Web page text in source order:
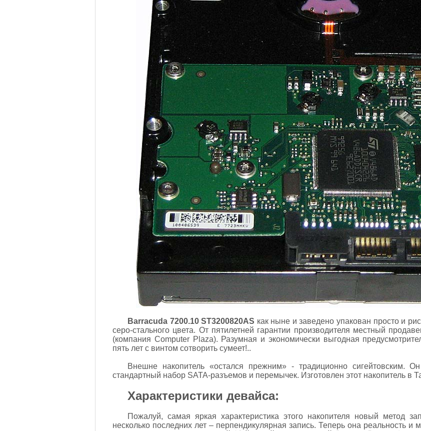
Barracuda 7200.10 ST3200820AS как ныне и заведено упакован просто и
серо-стального цвета. От пятилетней гарантии производителя местный
(компания Computer Plaza). Разумная и экономически выгодная
пять лет с винтом сотворить сумеет!..
Внешне накопитель «остался прежним» - традиционно сигейтовским.
стандартный набор SATA-разъемов и перемычек. Изготовлен этот накопитель в
Характеристики девайса:
Пожалуй, самая яркая характеристика этого накопителя новый метод
несколько последних лет – перпендикулярная запись. Теперь она реальность